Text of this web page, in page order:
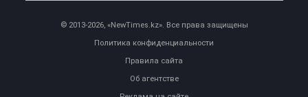
© 2013-2026, «NewTimes.kz». Все права защищены
Политика конфиденциальности
Правила сайта
Об агентстве